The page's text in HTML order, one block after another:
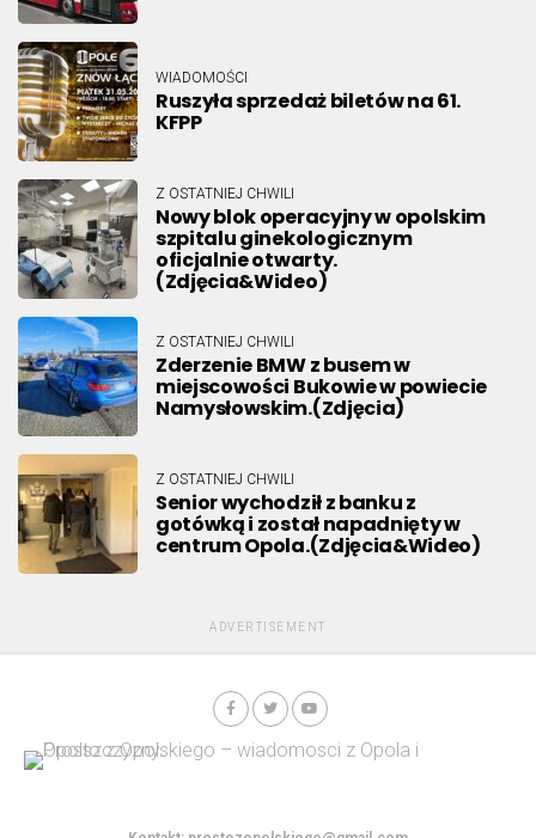
WIADOMOŚCI
Ruszyła sprzedaż biletów na 61.
KFPP
Z OSTATNIEJ CHWILI
Nowy blok operacyjny w opolskim
szpitalu ginekologicznym
oficjalnie otwarty.
(Zdjęcia&Wideo)
Z OSTATNIEJ CHWILI
Zderzenie BMW z busem w
miejscowości Bukowie w powiecie
Namysłowskim.(Zdjęcia)
Z OSTATNIEJ CHWILI
Senior wychodził z banku z
gotówką i został napadnięty w
centrum Opola.(Zdjęcia&Wideo)
ADVERTISEMENT